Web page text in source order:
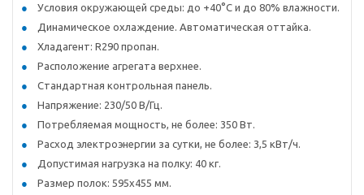
Условия окружающей среды: до +40°C и до 80% влажности.
Динамическое охлаждение. Автоматическая оттайка.
Хладагент: R290 пропан.
Расположение агрегата верхнее.
Стандартная контрольная панель.
Напряжение: 230/50 В/Гц.
Потребляемая мощность, не более: 350 Вт.
Расход электроэнергии за сутки, не более: 3,5 кВт/ч.
Допустимая нагрузка на полку: 40 кг.
Размер полок: 595x455 мм.